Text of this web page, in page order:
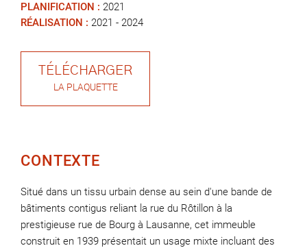
PLANIFICATION : 2021
RÉALISATION : 2021 - 2024
TÉLÉCHARGER
LA PLAQUETTE
CONTEXTE
Situé dans un tissu urbain dense au sein d'une bande de
bâtiments contigus reliant la rue du Rôtillon à la
prestigieuse rue de Bourg à Lausanne, cet immeuble
construit en 1939 présentait un usage mixte incluant des